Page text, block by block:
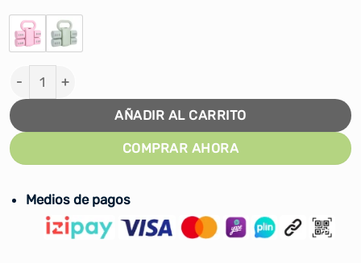
PESAS REGULABLES MULTIFUNCIONAL cantidad
AÑADIR AL CARRITO
COMPRAR AHORA
Medios de pagos